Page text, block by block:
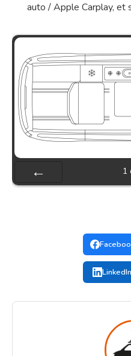
auto / Apple Carplay, et
1
LinkedIn